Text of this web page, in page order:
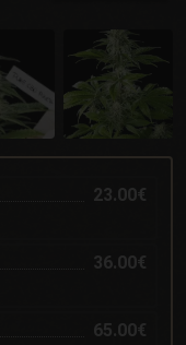
23.00€
36.00€
65.00€